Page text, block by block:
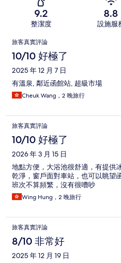
9.2
整潔度
8.8
設施服
評
論
旅客真實評論
10/10 好極了
2025 年 12 月 7 日
有溫泉, 鄰近函館站, 超級市場
Cheuk Wang，2 晚旅行
旅客真實評論
10/10 好極了
2026 年 3 月 15 日
地點方便，大浴池很舒適，有提供
乾淨，窗戶面對車站，也可以眺望
班次不算頻繁，沒有很嘈吵
Wing Hung，2 晚旅行
旅客真實評論
8/10 非常好
2025 年 12 月 19 日